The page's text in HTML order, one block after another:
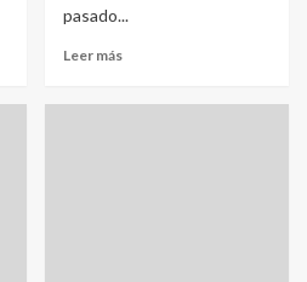
pasado...
Leer más